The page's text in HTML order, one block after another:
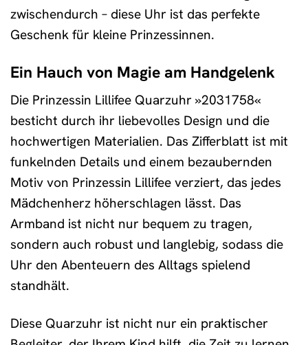
zwischendurch – diese Uhr ist das perfekte
Geschenk für kleine Prinzessinnen.
Ein Hauch von Magie am Handgelenk
Die Prinzessin Lillifee Quarzuhr »2031758«
besticht durch ihr liebevolles Design und die
hochwertigen Materialien. Das Zifferblatt ist mit
funkelnden Details und einem bezaubernden
Motiv von Prinzessin Lillifee verziert, das jedes
Mädchenherz höherschlagen lässt. Das
Armband ist nicht nur bequem zu tragen,
sondern auch robust und langlebig, sodass die
Uhr den Abenteuern des Alltags spielend
standhält.
Diese Quarzuhr ist nicht nur ein praktischer